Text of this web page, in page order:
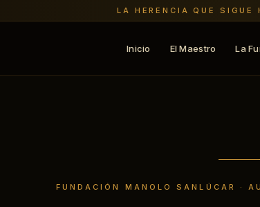
LA HERENCIA QUE SIGUE
Inicio El Maestro La
FUNDACIÓN MANOLO SANLÚCAR ·